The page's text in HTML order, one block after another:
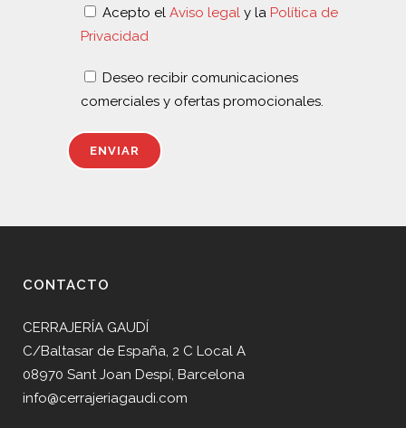
Acepto el Aviso legal y la Política de
Privacidad
Deseo recibir comunicaciones
comerciales y ofertas promocionales.
CONTACTO
CERRAJERÍA GAUDÍ
C/Baltasar de España, 2 C Local A
08970 Sant Joan Despí, Barcelona
info@cerrajeriagaudi.com